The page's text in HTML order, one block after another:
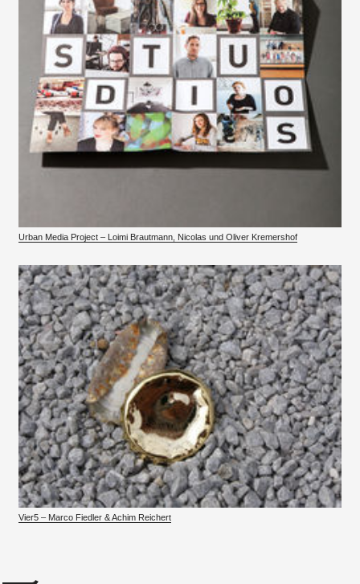
Urban Media Project – Loimi Brautmann, Nicolas und Oliver Kremershof
Vier5 – Marco Fiedler & Achim Reichert